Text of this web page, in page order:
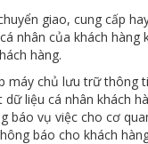
giao, cung cấp
nhân của khách hàng
hàng.
máy chủ lưu trữ thông
liệu cá nhân khách
báo vụ việc cho cơ
báo cho khách